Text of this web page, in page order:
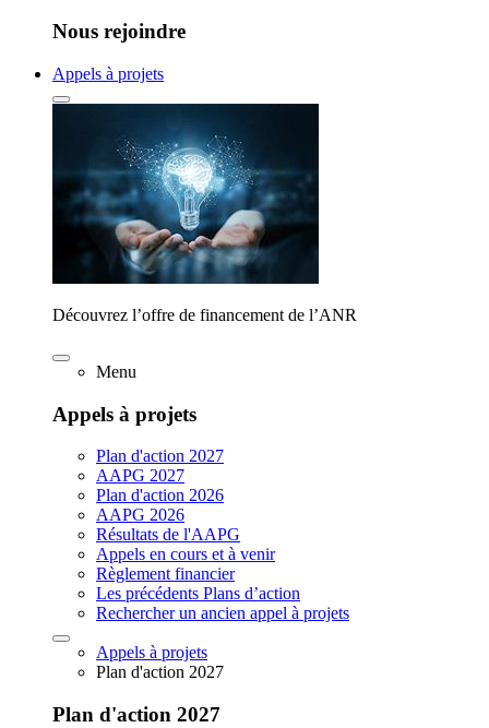
Nous rejoindre
Appels à projets
Découvrez l’offre de financement de l’ANR
Menu
Appels à projets
Plan d'action 2027
AAPG 2027
Plan d'action 2026
AAPG 2026
Résultats de l'AAPG
Appels en cours et à venir
Règlement financier
Les précédents Plans d’action
Rechercher un ancien appel à projets
Appels à projets
Plan d'action 2027
Plan d'action 2027